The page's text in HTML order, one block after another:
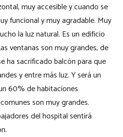
muy accesible y cuando se
funcional y muy agradable. Muy
la luz natural. Es un edificio
ventanas son muy grandes, de
ha sacrificado balcón para que
y entre más luz. Y será un
60% de habitaciones
son muy grandes.
del hospital sentirá